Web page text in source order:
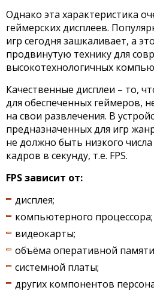
Однако эта характеристика
геймерских дисплеев.
игр сегодня зашкаливает, а
продвинутую технику для
высокотехнологичных
Качественные дисплеи – то,
для обеспеченных геймеров,
на свои развлечения. В
предназначенных для игр
не должно быть низкого
кадров в секунду, т.е. FPS.
FPS зависит от:
дисплея;
компьютерного процессора;
видеокарты;
объёма оперативной
системной платы;
других компонентов